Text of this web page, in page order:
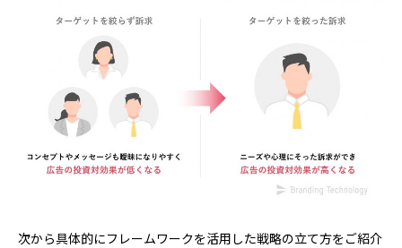
次から具体的にフレームワークを活用した戦略の立て方をご紹介